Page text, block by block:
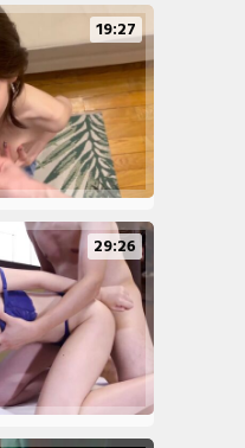
19:27
29:26